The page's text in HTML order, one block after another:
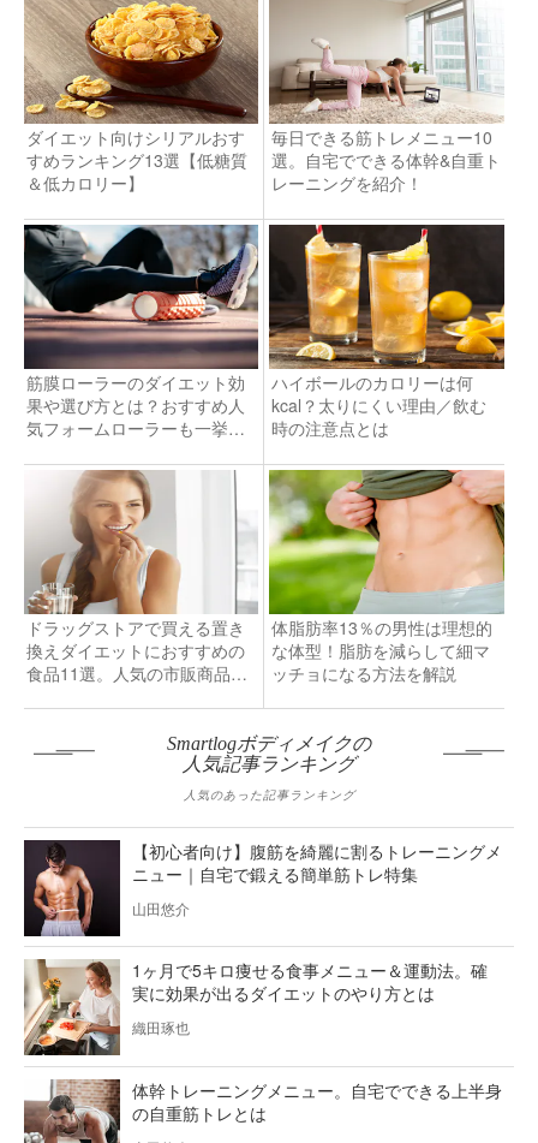
ダイエット向けシリアルおす
すめランキング13選【低糖質
＆低カロリー】
毎日できる筋トレメニュー10
選。自宅でできる体幹&自重ト
レーニングを紹介！
筋膜ローラーのダイエット効
果や選び方とは？おすすめ人
気フォームローラーも一挙公
ハイボールのカロリーは何
kcal？太りにくい理由／飲む
時の注意点とは
ドラッグストアで買える置き
換えダイエットにおすすめの
食品11選。人気の市販商品と
体脂肪率13％の男性は理想的
な体型！脂肪を減らして細マ
ッチョになる方法を解説
Smartlogボディメイクの
人気記事ランキング
人気のあった記事ランキング
【初心者向け】腹筋を綺麗に割るトレーニングメ
ニュー｜自宅で鍛える簡単筋トレ特集
山田悠介
1ヶ月で5キロ痩せる食事メニュー＆運動法。確
実に効果が出るダイエットのやり方とは
織田琢也
体幹トレーニングメニュー。自宅でできる上半身
の自重筋トレとは